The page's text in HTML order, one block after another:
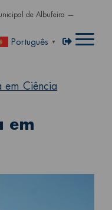
para o conteúdo
de Albufeira —
a caixa de
Português ▼ Menu de
Entrar
em Ciência
em